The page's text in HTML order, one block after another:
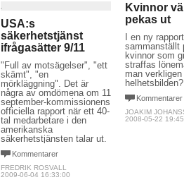
USA:s
säkerhetstjänst
ifrågasätter 9/11
"Full av motsägelser", "ett
skämt", "en
mörkläggning". Det är
några av omdömena om 11
september-kommissionens
officiella rapport när ett 40-
tal medarbetare i den
amerikanska
säkerhetstjänsten talar ut.
Kommentarer
FREDRIK ROSVALL
2009-06-04 16:33:00
Kvinnor
pekas ut
I en ny
sammanställt
kvinnor som
straffas
man
helhetsbilden?
Kommentarer
JOAKIM
2008-05-22